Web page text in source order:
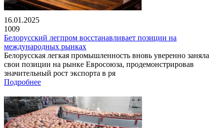
16.01.2025
1009
Белорусский легпром восстанавливает позиции на
международных рынках
Белорусская легкая промышленность вновь уверенно заняла
свои позиции на рынке Евросоюза, продемонстрировав
значительный рост экспорта в ря
Подробнее